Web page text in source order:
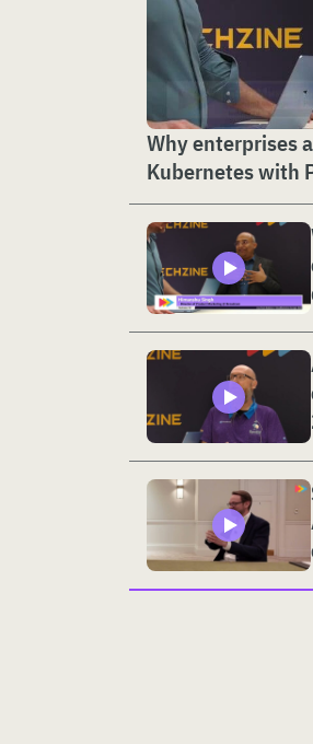
Why enterprises
Kubernetes with